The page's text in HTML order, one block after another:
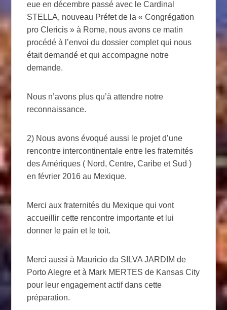
eue en décembre passé avec le Cardinal
STELLA, nouveau Préfet de la « Congrégation
pro Clericis » à Rome, nous avons ce matin
procédé à l’envoi du dossier complet qui nous
était demandé et qui accompagne notre
demande.
Nous n’avons plus qu’à attendre notre
reconnaissance.
2) Nous avons évoqué aussi le projet d’une
rencontre intercontinentale entre les fraternités
des Amériques ( Nord, Centre, Caribe et Sud )
en février 2016 au Mexique.
Merci aux fraternités du Mexique qui vont
accueillir cette rencontre importante et lui
donner le pain et le toit.
Merci aussi à Mauricio da SILVA JARDIM de
Porto Alegre et à Mark MERTES de Kansas City
pour leur engagement actif dans cette
préparation.